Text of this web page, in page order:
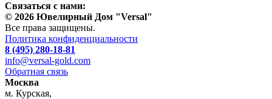
Связаться с нами:
© 2026 Ювелирный Дом "Versal"
Все права защищены.
Политика конфиденциальности
8 (495) 280-18-81
info@versal-gold.com
Обратная связь
Москва
м. Курская,